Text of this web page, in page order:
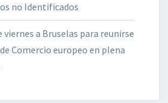
no Identificados
viernes a Bruselas para reunirse
Comercio europeo en plena